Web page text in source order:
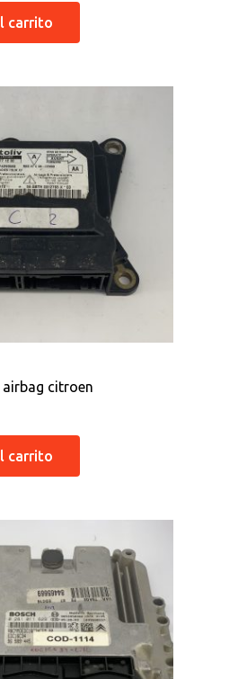
carrito
citroen
carrito